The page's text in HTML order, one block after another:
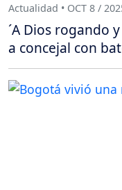
Actualidad • OCT 8 /
´A Dios rogando
a concejal con